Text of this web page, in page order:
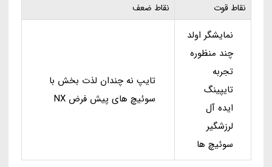
نقاط قوت نقاط ضعف
نمایشگر اولد
چند منظوره
تجربه
تایپینگ
ایده آل
لرزشگیر
سوئیچ ها
تایپ نه چندان لذت بخش با
سوئیچ های پیش فرض NX